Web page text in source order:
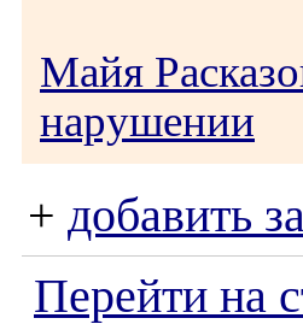
Майя
нарушении
+ добавить
Перейти на